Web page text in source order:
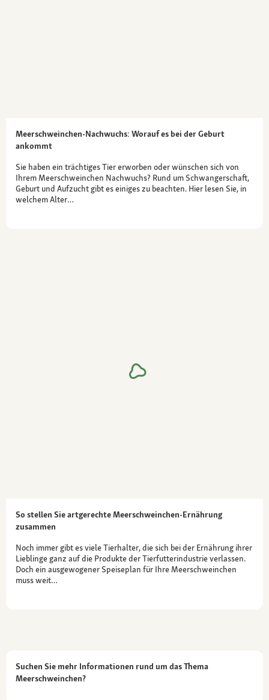
Meerschweinchen-Nachwuchs: Worauf es bei der Geburt
ankommt
Sie haben ein trächtiges Tier erworben oder wünschen sich von
Ihrem Meerschweinchen Nachwuchs? Rund um Schwangerschaft,
Geburt und Aufzucht gibt es einiges zu beachten. Hier lesen Sie, in
welchem Alter…
So stellen Sie artgerechte Meerschweinchen-Ernährung
zusammen
Noch immer gibt es viele Tierhalter, die sich bei der Ernährung ihrer
Lieblinge ganz auf die Produkte der Tierfutterindustrie verlassen.
Doch ein ausgewogener Speiseplan für Ihre Meerschweinchen
muss weit…
Suchen Sie mehr Informationen rund um das Thema
Meerschweinchen?